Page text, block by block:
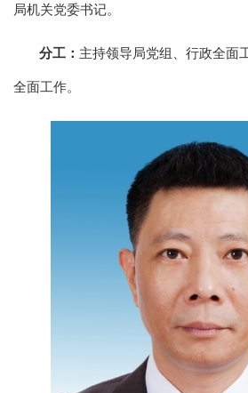
局机关党委书记。
分工： 主持领导局党组、行政全面
全面工作。